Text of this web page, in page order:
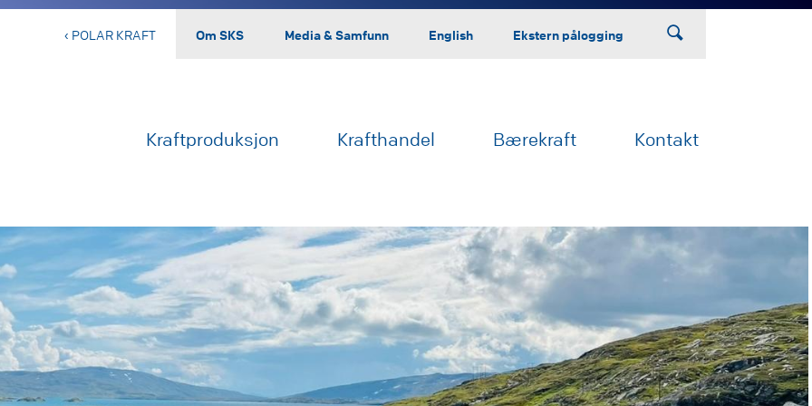
‹ POLAR KRAFT Om SKS Media & Samfunn English Ekstern pålogging
Kraftproduksjon Krafthandel Bærekraft Kontakt